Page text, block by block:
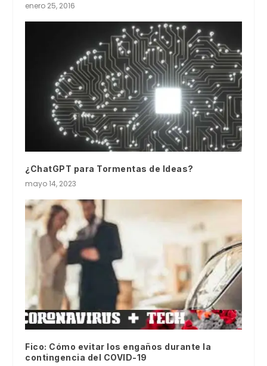
enero 25, 2016
¿ChatGPT para Tormentas de Ideas?
mayo 14, 2023
Fico: Cómo evitar los engaños durante la
contingencia del COVID-19